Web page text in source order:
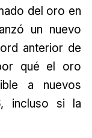
del oro en
un nuevo
anterior de
qué el oro
a nuevos
incluso si la